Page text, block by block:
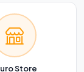
Store